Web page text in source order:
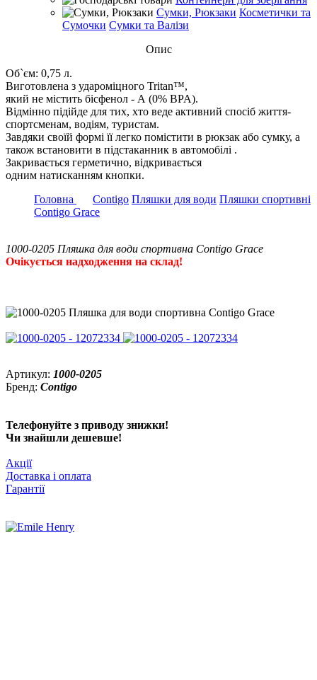
Сумки, Рюкзаки Косметички та
Сумочки Сумки та Валізи
Опис
Об`єм: 0,75 л.
Виготовлена з удароміцного Tritan™,
який не містить бісфенол - А (0% BPA).
Відмінно підійде для тих, хто веде активний спосіб життя-
спортсменам, водіям, туристам.
Завдяки своїй формі її легко помістити в рюкзак або сумку, а
також встановити в підстаканник в автомобілі .
Закривається герметично, відкривається
одним натисканням кнопки.
Головна
Contigo Пляшки для води Пляшки спортивні
Contigo Grace
1000-0205 Пляшка для води спортивна Contigo Grace
Очікується надходження на склад!
Артикул: 1000-0205
Бренд: Contigo
Телефонуйте з приводу знижки!
Чи знайшли дешевше!
Акції
Доставка і оплата
Гарантії